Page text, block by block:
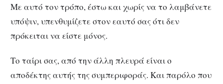
Με αυτό τον τρόπο, έστω και χωρίς να το λαμβάνετε
υπόψιν, υπενθυμίζετε στον εαυτό σας ότι δεν
πρόκειται να είστε μόνος.
Το ταίρι σας, από την άλλη πλευρά είναι ο
αποδέκτης αυτής της συμπεριφοράς. Και παρόλο που